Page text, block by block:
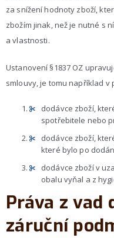
za snížení hodnoty zboží,
zbožím jinak, než je nutné s
a vlastnosti.
Ustanovení §1837 OZ
smlouvy, je tomu například v
dodávce zboží,
spotřebitele nebo
dodávce zboží,
které bylo po
dodávce zboží v
obalu vyňal a z
Práva z vad
záruční